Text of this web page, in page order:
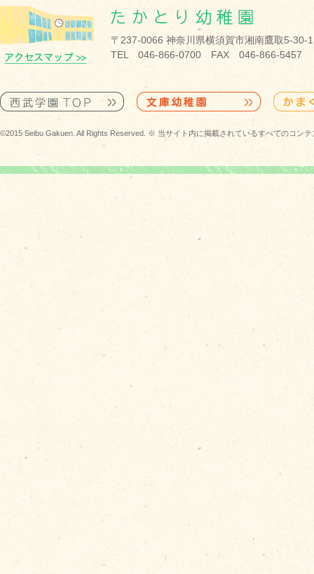
〒237-0066 神奈川県横須賀市湘南鷹取5-30-1
TEL 046-866-0700 FAX 046-866-5457
©2015 Seibu Gakuen. All Rights Reserved. ※ 当サイト内に掲載されているすべてのコン